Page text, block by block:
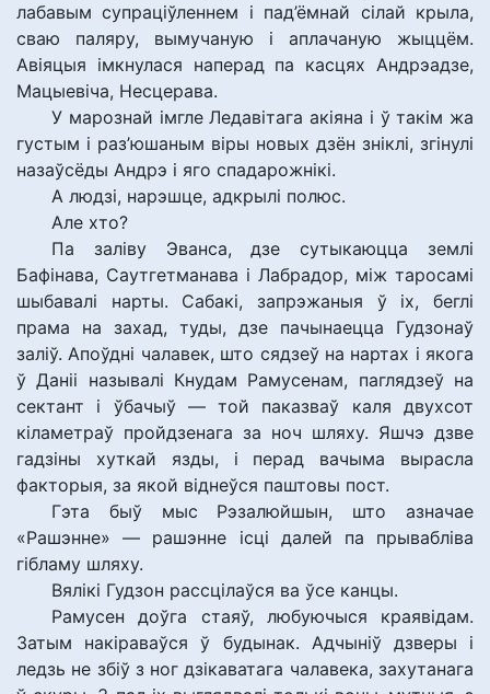
лабавым супраціўленнем і пад’ёмнай сілай крыла,
сваю паляру, вымучаную і аплачаную жыццём.
Авіяцыя імкнулася наперад па касцях Андрэадзе,
Мацыевіча, Несцерава.
У марознай імгле Ледавітага акіяна і ў такім жа
густым і раз’юшаным віры новых дзён зніклі, згінулі
назаўсёды Андрэ і яго спадарожнікі.
А людзі, нарэшце, адкрылі полюс.
Але хто?
Па заліву Эванса, дзе сутыкаюцца землі
Бафінава, Саутгетманава і Лабрадор, між таросамі
шыбавалі нарты. Сабакі, запрэжаныя ў іх, беглі
прама на захад, туды, дзе пачынаецца Гудзонаў
заліў. Апоўдні чалавек, што сядзеў на нартах і якога
ў Даніі называлі Кнудам Рамусенам, паглядзеў на
сектант і ўбачыў — той паказваў каля двухсот
кіламетраў пройдзенага за ноч шляху. Яшчэ дзве
гадзіны хуткай язды, і перад вачыма вырасла
факторыя, за якой віднеўся паштовы пост.
Гэта быў мыс Рэзалюйшын, што азначае
«Рашэнне» — рашэнне ісці далей па прывабліва
гібламу шляху.
Вялікі Гудзон рассцілаўся ва ўсе канцы.
Рамусен доўга стаяў, любуючыся краявідам.
Затым накіраваўся ў будынак. Адчыніў дзверы і
ледзь не збіў з ног дзікаватага чалавека, захутанага